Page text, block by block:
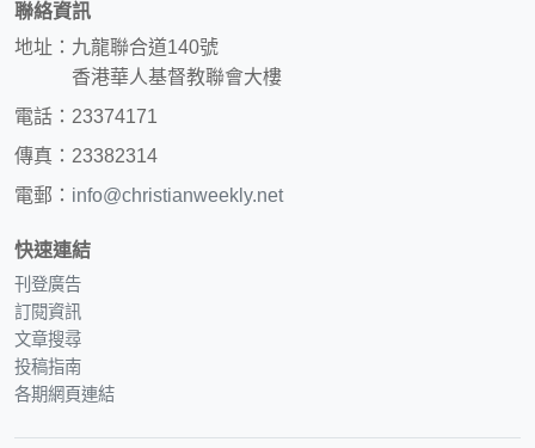
聯絡資訊
地址：九龍聯合道140號
香港華人基督教聯會大樓
電話：23374171
傳真：23382314
電郵： info@christianweekly.net
快速連結
刊登廣告
訂閱資訊
文章搜尋
投稿指南
各期網頁連結